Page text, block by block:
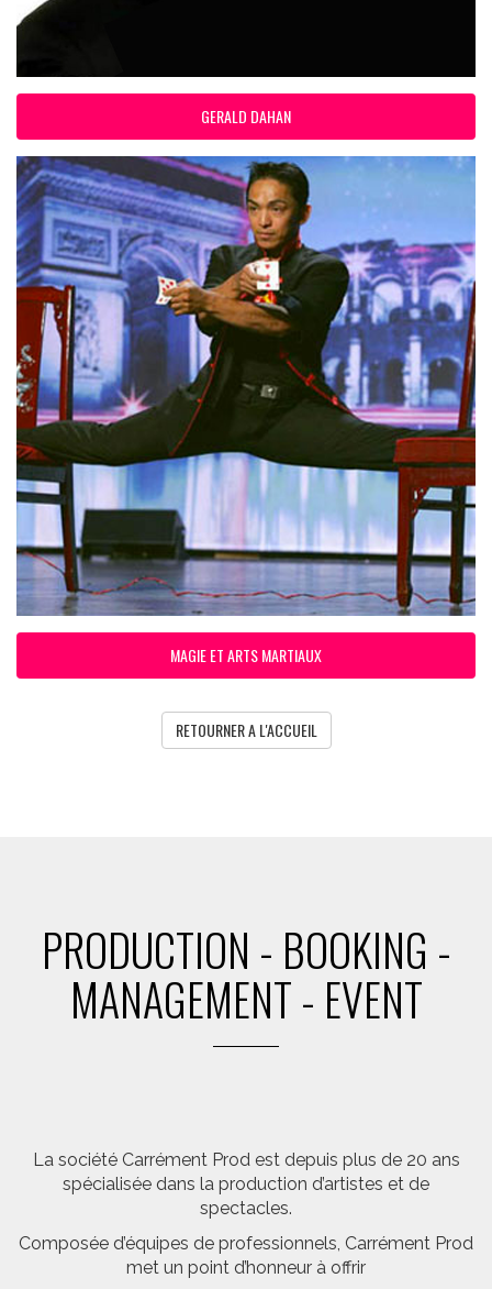
GERALD DAHAN
MAGIE ET ARTS MARTIAUX
RETOURNER A L'ACCUEIL
PRODUCTION - BOOKING -
MANAGEMENT - EVENT
La société Carrément Prod est depuis plus de 20 ans
spécialisée dans la production d’artistes et de
spectacles.
Composée d’équipes de professionnels, Carrément Prod
met un point d’honneur à offrir